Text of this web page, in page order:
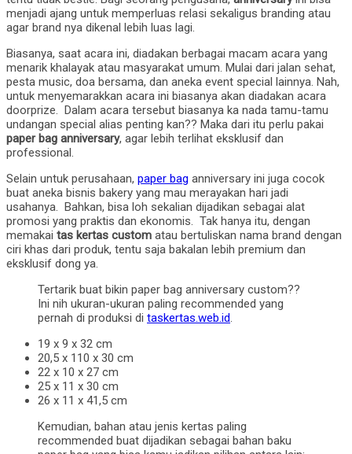
menjadi ajang untuk memperluas relasi sekaligus branding atau
agar brand nya dikenal lebih luas lagi.
Biasanya, saat acara ini, diadakan berbagai macam acara yang
menarik khalayak atau masyarakat umum. Mulai dari jalan sehat,
pesta music, doa bersama, dan aneka event special lainnya. Nah,
untuk menyemarakkan acara ini biasanya akan diadakan acara
doorprize. Dalam acara tersebut biasanya ka nada tamu-tamu
undangan special alias penting kan?? Maka dari itu perlu pakai
paper bag anniversary, agar lebih terlihat eksklusif dan
professional.
Selain untuk perusahaan, paper bag anniversary ini juga cocok
buat aneka bisnis bakery yang mau merayakan hari jadi
usahanya. Bahkan, bisa loh sekalian dijadikan sebagai alat
promosi yang praktis dan ekonomis. Tak hanya itu, dengan
memakai tas kertas custom atau bertuliskan nama brand dengan
ciri khas dari produk, tentu saja bakalan lebih premium dan
eksklusif dong ya.
Tertarik buat bikin paper bag anniversary custom??
Ini nih ukuran-ukuran paling recommended yang
pernah di produksi di taskertas.web.id.
19 x 9 x 32 cm
20,5 x 110 x 30 cm
22 x 10 x 27 cm
25 x 11 x 30 cm
26 x 11 x 41,5 cm
Kemudian, bahan atau jenis kertas paling
recommended buat dijadikan sebagai bahan baku